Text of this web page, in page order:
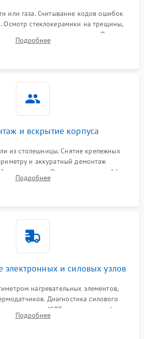
или газа. Считывание кодов ошибок
Осмотр стеклокерамики на трещины,
на равномерность нагрева. Опрос
(не включается, не видит посуду,
Подробнее
и вскрытие корпуса
из столешницы. Снятие крепежных
и аккуратный демонтаж
поверхности. Отсоединение шлейфов
доступа к силовым платам, катушкам
Подробнее
электронных и силовых узлов
нагревательных элементов,
Диагностика силового
мостов и IGBT-транзисторов (для
кранов и газ-контроля (для газовых
Подробнее